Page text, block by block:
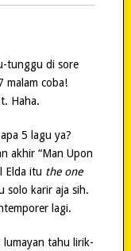
tunggu di sore
malam coba!
Haha.
5 lagu ya?
akhir “Man Upon
Elda itu the one
solo karir aja sih.
lagi.
lumayan tahu lirik-